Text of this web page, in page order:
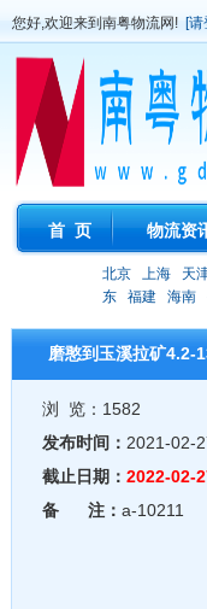
您好,欢迎来到南粤物流网! [
首 页 物流资
北京 上海 天
东
福建 海南
磨憨到玉溪拉矿4.2-
浏 览：1582
发布时间： 2021-02-
截止日期： 2022-02-
备 注： a-10211